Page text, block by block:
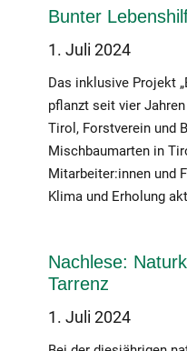
Bunter
1. Juli 2024
Das inklusive Projekt
pflanzt seit vier
Tirol, Forstverein und
Mischbaumarten in
Mitarbeiter:innen und
Klima und Erholung
Nachlese:
Tarrenz
1. Juli 2024